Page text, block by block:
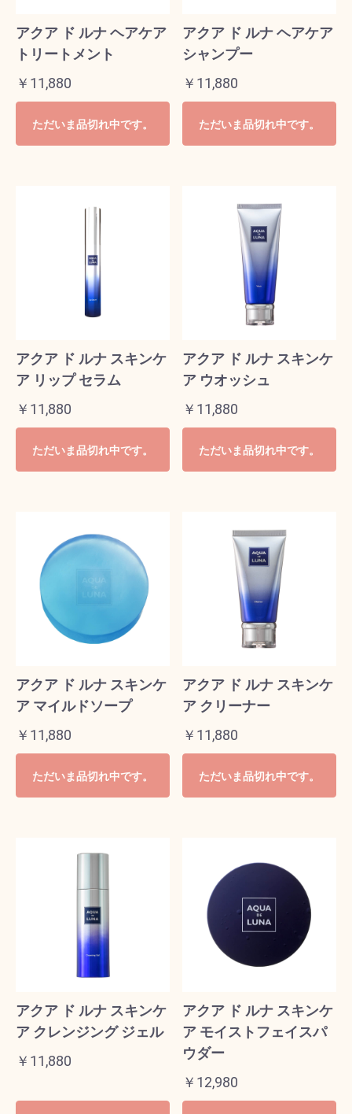
アクア ド ルナ ヘアケア
トリートメント
￥11,880
ただいま品切れ中です。
アクア ド ルナ ヘアケア
シャンプー
￥11,880
ただいま品切れ中です。
アクア ド ルナ スキンケ
ア リップ セラム
￥11,880
ただいま品切れ中です。
アクア ド ルナ スキンケ
ア ウオッシュ
￥11,880
ただいま品切れ中です。
アクア ド ルナ スキンケ
ア マイルドソープ
￥11,880
ただいま品切れ中です。
アクア ド ルナ スキンケ
ア クリーナー
￥11,880
ただいま品切れ中です。
アクア ド ルナ スキンケ
ア クレンジング ジェル
￥11,880
アクア ド ルナ スキンケ
ア モイストフェイスパ
ウダー
￥12,980